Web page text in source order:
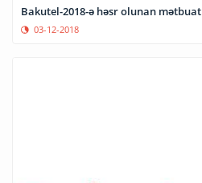
Bakutel-2018-ə həsr olunan
03-12-2018